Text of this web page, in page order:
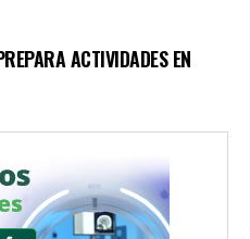
ACTIVIDADES EN